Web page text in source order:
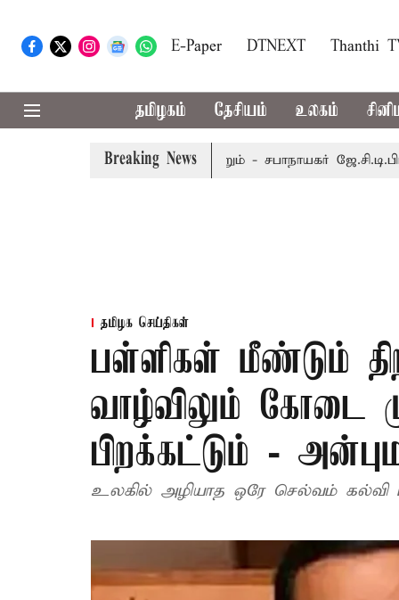
E-Paper DTNEXT Thanthi
தமிழகம் தேசியம் உலகம்
Breaking News
தேதி வரை நடைபெறும் - சபாநாயகர் ஜே.சி.டி.பிரபாகர்
தமிழக செய்திகள்
பள்ளிகள் மீண்டும்
வாழ்விலும் கோடை
பிறக்கட்டும் -
உலகில் அழியாத ஒரே செல்வம் கல்வி